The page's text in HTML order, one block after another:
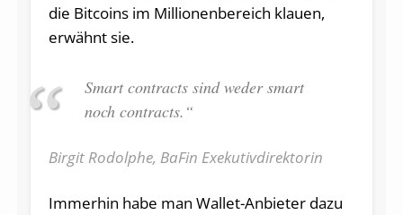
die Bitcoins im Millionenbereich klauen,
erwähnt sie.
Smart contracts sind weder smart
noch contracts.“
Birgit Rodolphe, BaFin Exekutivdirektorin
Immerhin habe man Wallet-Anbieter dazu